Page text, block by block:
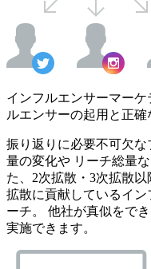
インフルエンサーマー
ルエンサーの起用と正確
振り返りに必要不可欠
量の変化や リーチ総量
た、2次拡散・3次拡散以
拡散に貢献しているイ
ーチ。 他社が真似をで
実施できます。